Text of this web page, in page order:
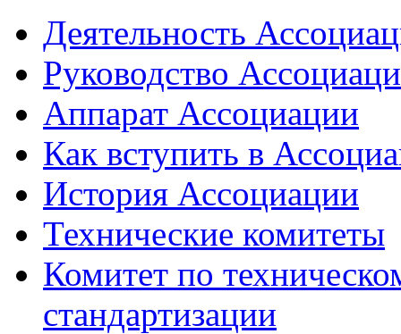
Деятельность
Руководство
Аппарат Ассоциации
Как вступить в
История Ассоциации
Технические комитеты
Комитет по
стандартизации